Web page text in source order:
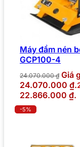
Máy đầm nén
GCP100-4
24.070.000₫ Giá
24.070.000 ₫.
22.866.000 ₫.
-5%